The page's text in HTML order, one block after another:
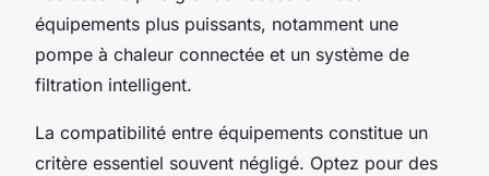
équipements plus puissants, notamment une
pompe à chaleur connectée et un système de
filtration intelligent.
La compatibilité entre équipements constitue un
critère essentiel souvent négligé. Optez pour des